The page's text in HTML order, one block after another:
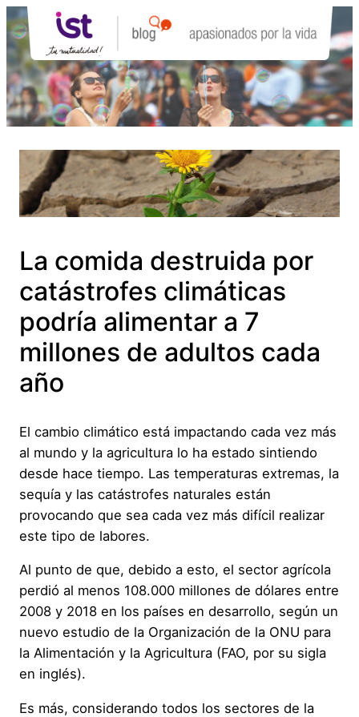
Saltar
al
contenido
La comida destruida por
catástrofes climáticas
podría alimentar a 7
millones de adultos cada
año
El cambio climático está impactando cada vez más
al mundo y la agricultura lo ha estado sintiendo
desde hace tiempo. Las temperaturas extremas, la
sequía y las catástrofes naturales están
provocando que sea cada vez más difícil realizar
este tipo de labores.
Al punto de que, debido a esto, el sector agrícola
perdió al menos 108.000 millones de dólares entre
2008 y 2018 en los países en desarrollo, según un
nuevo estudio de la Organización de la ONU para
la Alimentación y la Agricultura (FAO, por su sigla
en inglés).
Es más, considerando todos los sectores de la